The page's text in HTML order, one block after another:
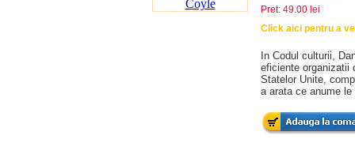
Pret: 49.00 lei
Click aici pentru a
In Codul culturii,
eficiente organizatii
Statelor Unite,
a arata ce anume